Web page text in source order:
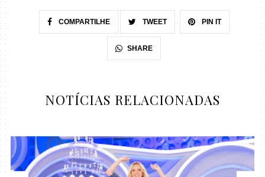
COMPARTILHE TWEET PIN IT
SHARE
NOTÍCIAS RELACIONADAS